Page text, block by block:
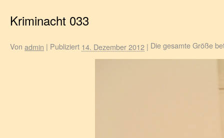
Kriminacht 033
Von admin | Publiziert 14. Dezember 2012 | Die gesamte Größe